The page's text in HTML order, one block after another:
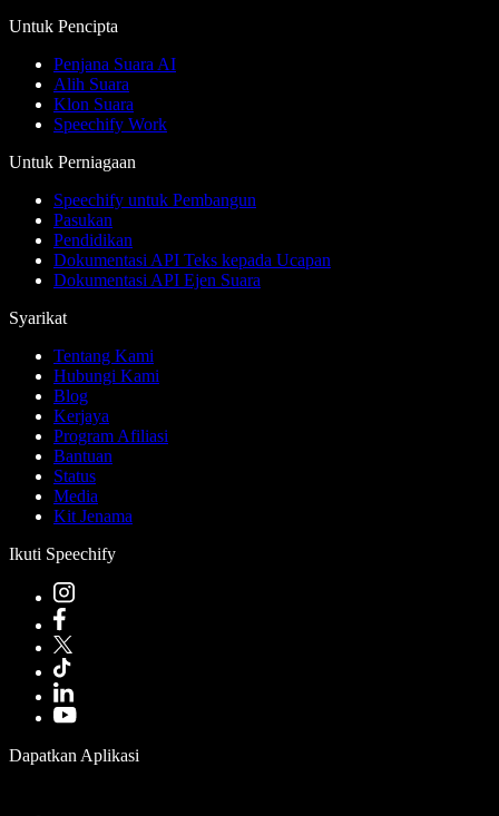
Untuk Pencipta
Penjana Suara AI
Alih Suara
Klon Suara
Speechify Work
Untuk Perniagaan
Speechify untuk Pembangun
Pasukan
Pendidikan
Dokumentasi API Teks kepada Ucapan
Dokumentasi API Ejen Suara
Syarikat
Tentang Kami
Hubungi Kami
Blog
Kerjaya
Program Afiliasi
Bantuan
Status
Media
Kit Jenama
Ikuti Speechify
Dapatkan Aplikasi